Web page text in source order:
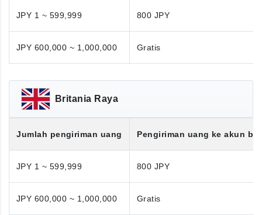
JPY 1 ~ 599,999 800 JPY
JPY 600,000 ~ 1,000,000 Gratis
Britania Raya
Jumlah pengiriman uang Pengiriman uang ke akun
JPY 1 ~ 599,999 800 JPY
JPY 600,000 ~ 1,000,000 Gratis